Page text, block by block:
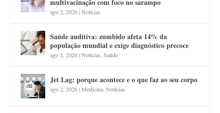
ago 2, 2026|Notícias
Saúde auditiva: zumbido afeta 14% da
população mundial e exige diagnóstico precoce
ago 2, 2026|Notícias ,Saúde
Jet Lag: porque acontece e o que faz ao seu corpo
ago 2, 2026|Medicina ,Notícias